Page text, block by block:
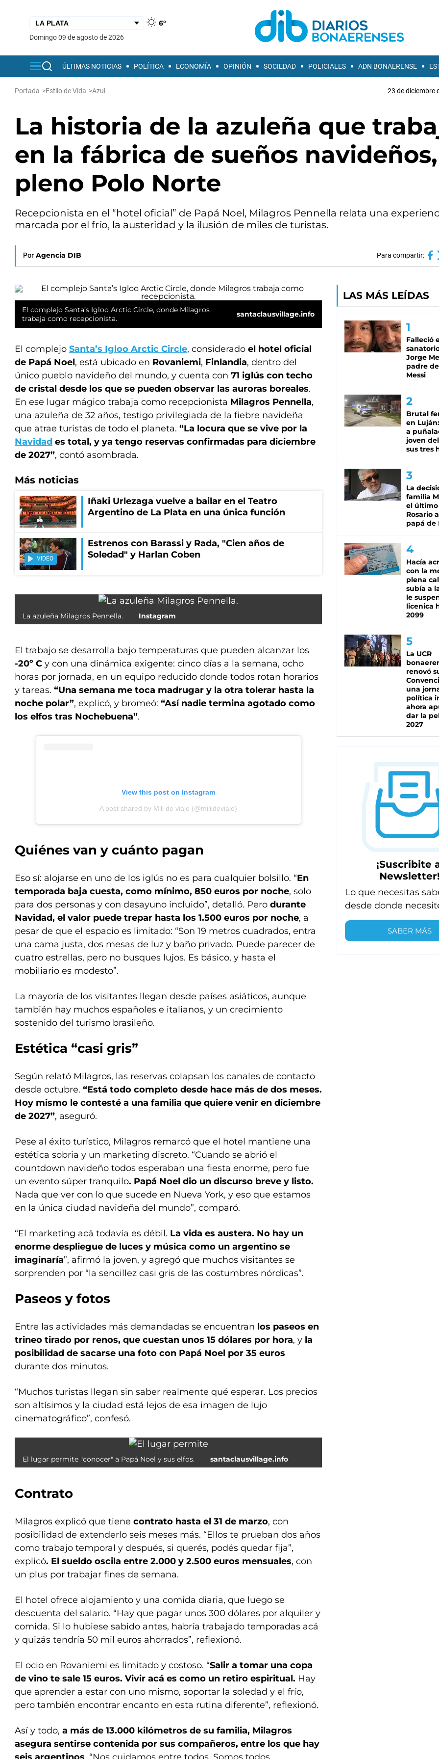
6°
domingo 09 de agosto de 2026
ÚLTIMAS NOTICIAS POLÍTICA ECONOMÍA OPINIÓN SOCIEDAD POLICIALES ADN BONAERENSE
Portada >Estilo de Vida >Azul 23 de diciembre
La historia de la azuleña que
en la fábrica de sueños
pleno Polo Norte
Recepcionista en el “hotel oficial” de Papá Noel, Milagros Pennella relata una
marcada por el frío, la austeridad y la ilusión de miles de turistas.
Por Agencia DIB Para compartir:
El complejo Santa’s Igloo Arctic Circle, donde Milagros
trabaja como recepcionista.
santaclausvillage.info
El complejo Santa’s Igloo Arctic Circle, considerado el hotel oficial
de Papá Noel, está ubicado en Rovaniemi, Finlandia, dentro del
único pueblo navideño del mundo, y cuenta con 71 iglús con techo
de cristal desde los que se pueden observar las auroras boreales.
En ese lugar mágico trabaja como recepcionista Milagros Pennella,
una azuleña de 32 años, testigo privilegiada de la fiebre navideña
que atrae turistas de todo el planeta. “La locura que se vive por la
Navidad es total, y ya tengo reservas confirmadas para diciembre
de 2027”, contó asombrada.
Más noticias
Iñaki Urlezaga vuelve a bailar en el Teatro
Argentino de La Plata en una única función
VIDEO
Estrenos con Barassi y Rada, "Cien años de
Soledad" y Harlan Coben
La azuleña Milagros Pennella. Instagram
El trabajo se desarrolla bajo temperaturas que pueden alcanzar los
-20º C y con una dinámica exigente: cinco días a la semana, ocho
horas por jornada, en un equipo reducido donde todos rotan horarios
y tareas. “Una semana me toca madrugar y la otra tolerar hasta la
noche polar”, explicó, y bromeó: “Así nadie termina agotado como
los elfos tras Nochebuena”.
View this post on Instagram
A post shared by Mili de viaje (@miliideviaje)
Quiénes van y cuánto pagan
Eso sí: alojarse en uno de los iglús no es para cualquier bolsillo. “En
temporada baja cuesta, como mínimo, 850 euros por noche, solo
para dos personas y con desayuno incluido”, detalló. Pero durante
Navidad, el valor puede trepar hasta los 1.500 euros por noche, a
pesar de que el espacio es limitado: “Son 19 metros cuadrados, entra
una cama justa, dos mesas de luz y baño privado. Puede parecer de
cuatro estrellas, pero no busques lujos. Es básico, y hasta el
mobiliario es modesto”.
La mayoría de los visitantes llegan desde países asiáticos, aunque
también hay muchos españoles e italianos, y un crecimiento
sostenido del turismo brasileño.
Estética “casi gris”
Según relató Milagros, las reservas colapsan los canales de contacto
desde octubre. “Está todo completo desde hace más de dos meses.
Hoy mismo le contesté a una familia que quiere venir en diciembre
de 2027”, aseguró.
Pese al éxito turístico, Milagros remarcó que el hotel mantiene una
estética sobria y un marketing discreto. “Cuando se abrió el
countdown navideño todos esperaban una fiesta enorme, pero fue
un evento súper tranquilo. Papá Noel dio un discurso breve y listo.
Nada que ver con lo que sucede en Nueva York, y eso que estamos
en la única ciudad navideña del mundo”, comparó.
“El marketing acá todavía es débil. La vida es austera. No hay un
enorme despliegue de luces y música como un argentino se
imaginaría”, afirmó la joven, y agregó que muchos visitantes se
sorprenden por “la sencillez casi gris de las costumbres nórdicas”.
Paseos y fotos
Entre las actividades más demandadas se encuentran los paseos en
trineo tirado por renos, que cuestan unos 15 dólares por hora, y la
posibilidad de sacarse una foto con Papá Noel por 35 euros
durante dos minutos.
“Muchos turistas llegan sin saber realmente qué esperar. Los precios
son altísimos y la ciudad está lejos de esa imagen de lujo
cinematográfico”, confesó.
El lugar permite "conocer" a Papá Noel y sus elfos. santaclausvillage.info
Contrato
Milagros explicó que tiene contrato hasta el 31 de marzo, con
posibilidad de extenderlo seis meses más. “Ellos te prueban dos años
como trabajo temporal y después, si querés, podés quedar fija”,
explicó. El sueldo oscila entre 2.000 y 2.500 euros mensuales, con
un plus por trabajar fines de semana.
El hotel ofrece alojamiento y una comida diaria, que luego se
descuenta del salario. “Hay que pagar unos 300 dólares por alquiler y
comida. Si lo hubiese sabido antes, habría trabajado temporadas acá
y quizás tendría 50 mil euros ahorrados”, reflexionó.
El ocio en Rovaniemi es limitado y costoso. “Salir a tomar una copa
de vino te sale 15 euros. Vivir acá es como un retiro espiritual. Hay
que aprender a estar con uno mismo, soportar la soledad y el frío,
pero también encontrar encanto en esta rutina diferente”, reflexionó.
Así y todo, a más de 13.000 kilómetros de su familia, Milagros
asegura sentirse contenida por sus compañeros, entre los que hay
LAS MÁS LEÍDAS
Falleció
Jorge
padre
Messi
Brutal
en
a
joven
sus tres
La
familia
el último
Rosario
papá de
Hacía
con la
plena
subía a
le
licenica
2099
La UCR
renovó
una
política
ahora
dar la
2027
¡Suscribite
Newsletter!
Lo que necesitas
desde donde
SABER MÁS